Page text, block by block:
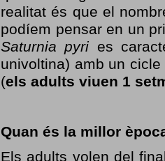
realitat és que el
podíem pensar en un
Saturnia pyri es
univoltina) amb un
(els adults viuen 1
Quan és la millor
Els adults volen del